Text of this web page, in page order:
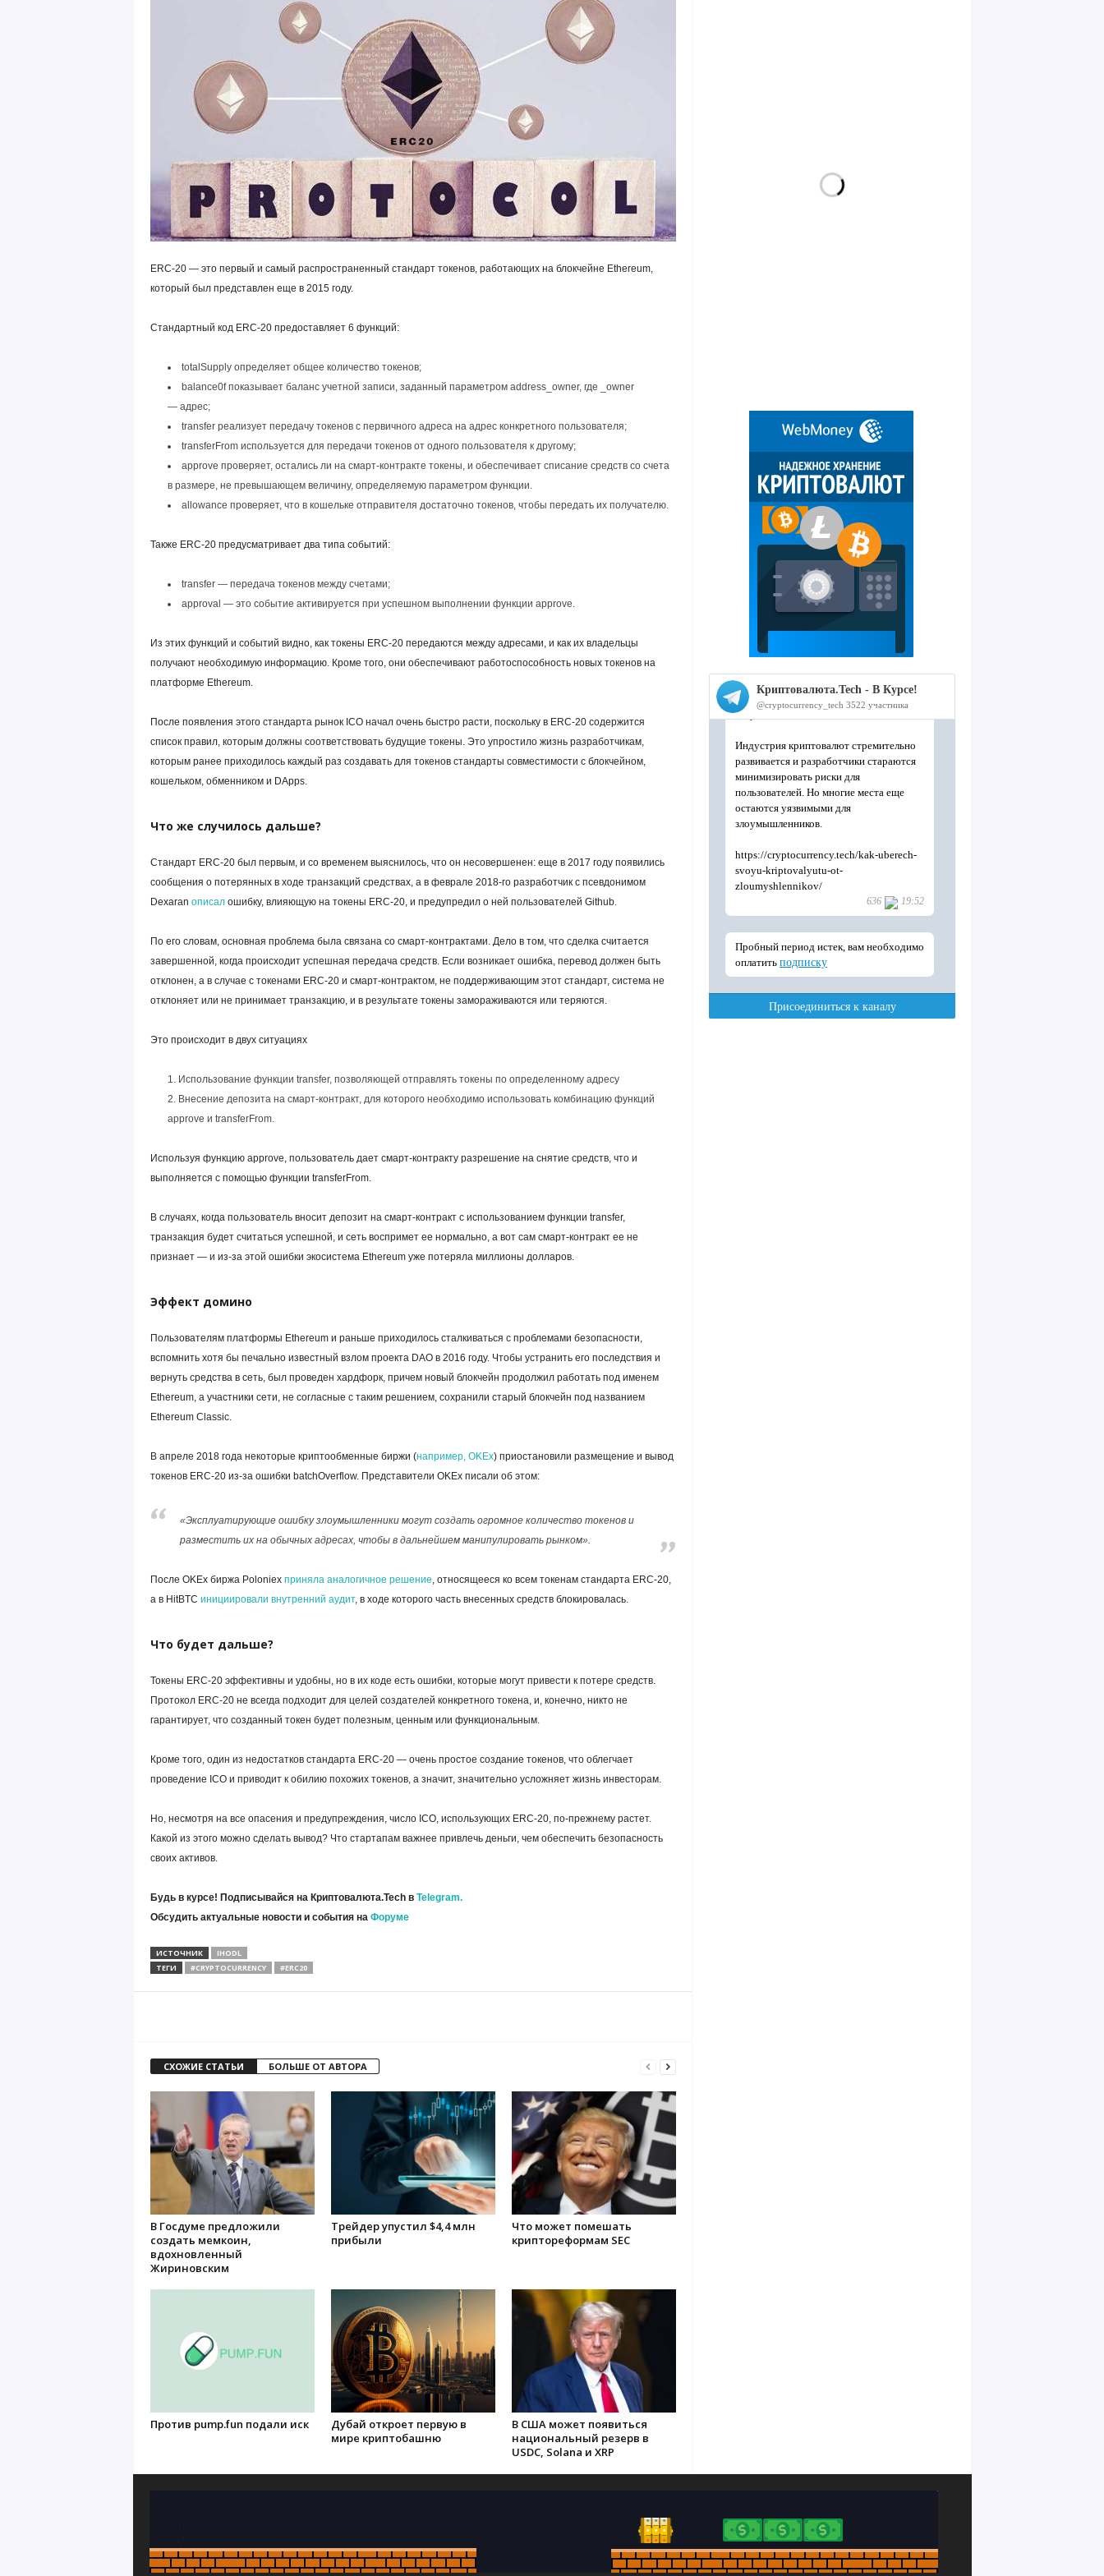
ERC-20 — это первый и самый распространенный стандарт токенов, работающих на блокчейне Ethereum,
который был представлен еще в 2015 году.
Стандартный код ERC-20 предоставляет 6 функций:
totalSupply определяет общее количество токенов;
balance0f показывает баланс учетной записи, заданный параметром address_owner, где _owner
— адрес;
transfer реализует передачу токенов с первичного адреса на адрес конкретного пользователя;
transferFrom используется для передачи токенов от одного пользователя к другому;
approve проверяет, остались ли на смарт-контракте токены, и обеспечивает списание средств со счета
в размере, не превышающем величину, определяемую параметром функции.
allowance проверяет, что в кошельке отправителя достаточно токенов, чтобы передать их получателю.
Также ERC-20 предусматривает два типа событий:
transfer — передача токенов между счетами;
approval — это событие активируется при успешном выполнении функции approve.
Из этих функций и событий видно, как токены ERC-20 передаются между адресами, и как их владельцы
получают необходимую информацию. Кроме того, они обеспечивают работоспособность новых токенов на
платформе Ethereum.
После появления этого стандарта рынок ICO начал очень быстро расти, поскольку в ERC-20 содержится
список правил, которым должны соответствовать будущие токены. Это упростило жизнь разработчикам,
которым ранее приходилось каждый раз создавать для токенов стандарты совместимости с блокчейном,
кошельком, обменником и DApps.
Что же случилось дальше?
Стандарт ERC-20 был первым, и со временем выяснилось, что он несовершенен: еще в 2017 году появились
сообщения о потерянных в ходе транзакций средствах, а в феврале 2018-го разработчик с псевдонимом
Dexaran описалошибку, влияющую на токены ERC-20, и предупредил о ней пользователей Github.
По его словам, основная проблема была связана со смарт-контрактами. Дело в том, что сделка считается
завершенной, когда происходит успешная передача средств. Если возникает ошибка, перевод должен быть
отклонен, а в случае с токенами ERC-20 и смарт-контрактом, не поддерживающим этот стандарт, система не
отклоняет или не принимает транзакцию, и в результате токены замораживаются или теряются.
Это происходит в двух ситуациях
Использование функции transfer, позволяющей отправлять токены по определенному адресу
Внесение депозита на смарт-контракт, для которого необходимо использовать комбинацию функций
approve и transferFrom.
Используя функцию approve, пользователь дает смарт-контракту разрешение на снятие средств, что и
выполняется с помощью функции transferFrom.
В случаях, когда пользователь вносит депозит на смарт-контракт с использованием функции transfer,
транзакция будет считаться успешной, и сеть воспримет ее нормально, а вот сам смарт-контракт ее не
признает — и из-за этой ошибки экосистема Ethereum уже потеряла миллионы долларов.
Эффект домино
Пользователям платформы Ethereum и раньше приходилось сталкиваться с проблемами безопасности,
вспомнить хотя бы печально известный взлом проекта DAO в 2016 году. Чтобы устранить его последствия и
вернуть средства в сеть, был проведен хардфорк, причем новый блокчейн продолжил работать под именем
Ethereum, а участники сети, не согласные с таким решением, сохранили старый блокчейн под названием
Ethereum Classic.
В апреле 2018 года некоторые криптообменные биржи (например, OKEx) приостановили размещение и вывод
токенов ERC-20 из-за ошибки batchOverflow. Представители OKEx писали об этом:
«Эксплуатирующие ошибку злоумышленники могут создать огромное количество токенов и
разместить их на обычных адресах, чтобы в дальнейшем манипулировать рынком».
После OKEx биржа Poloniex приняла аналогичное решение, относящееся ко всем токенам стандарта ERC-20,
а в HitBTC инициировали внутренний аудит, в ходе которого часть внесенных средств блокировалась.
Что будет дальше?
Токены ERC-20 эффективны и удобны, но в их коде есть ошибки, которые могут привести к потере средств.
Протокол ERC-20 не всегда подходит для целей создателей конкретного токена, и, конечно, никто не
гарантирует, что созданный токен будет полезным, ценным или функциональным.
Кроме того, один из недостатков стандарта ERC-20 — очень простое создание токенов, что облегчает
проведение ICO и приводит к обилию похожих токенов, а значит, значительно усложняет жизнь инвесторам.
Но, несмотря на все опасения и предупреждения, число ICO, использующих ERC-20, по-прежнему растет.
Какой из этого можно сделать вывод? Что стартапам важнее привлечь деньги, чем обеспечить безопасность
своих активов.
Будь в курсе! Подписывайся на Криптовалюта.Tech в Telegram.
Обсудить актуальные новости и события на Форуме
ИСТОЧНИК
IHODL
ТЕГИ
#CRYPTOCURRENCY #ERC20
СХОЖИЕ СТАТЬИ БОЛЬШЕ ОТ АВТОРА
В Госдуме предложили
создать мемкоин,
вдохновленный
Жириновским
Трейдер упустил $4,4 млн
прибыли
Что может помешать
криптореформам SEC
Против pump.fun подали иск
Дубай откроет первую в
мире криптобашню
В США может появиться
национальный резерв в
USDC, Solana и XRP